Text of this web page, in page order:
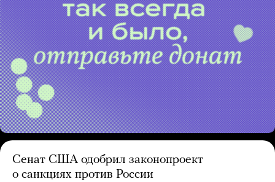
Сенат США одобрил законопроект
о санкциях против России